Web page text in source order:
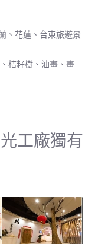
、花蓮、台東旅遊景
、桔籽樹 、 油畫 、畫
工廠獨有